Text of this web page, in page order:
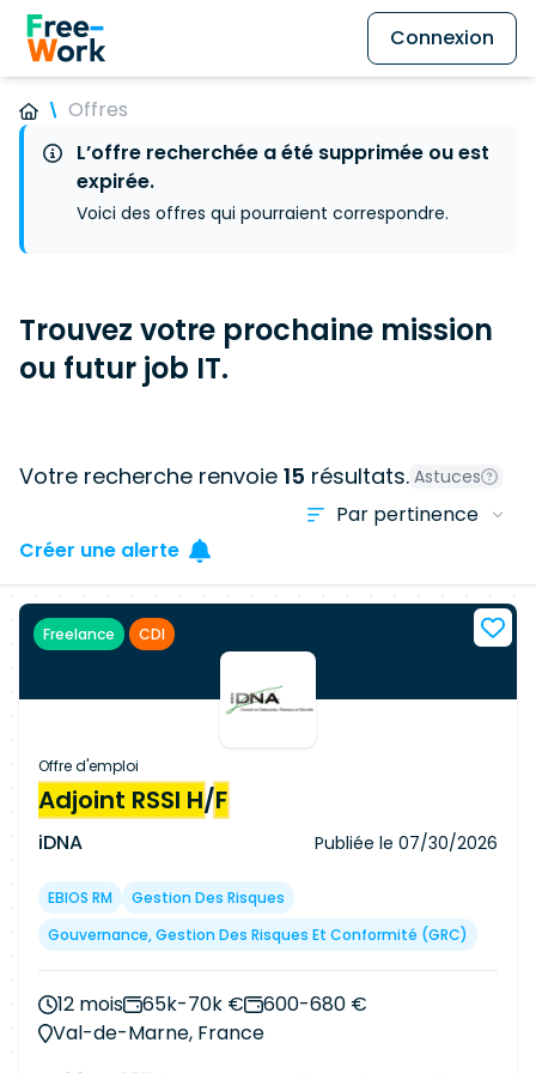
Connexion
Offres
L’offre recherchée a été supprimée ou est
expirée.
Voici des offres qui pourraient correspondre.
Trouvez votre prochaine mission
ou futur job IT.
Votre recherche renvoie 15 résultats. Astuces
Créer une alerte
Freelance CDI
Offre d'emploi
Adjoint RSSI H/F
iDNA Publiée le 07/30/2026
EBIOS RM
Gestion Des Risques
Gouvernance, Gestion Des Risques Et Conformité (GRC)
12 mois 65k-70k €
600-680 €
Val-de-Marne, France